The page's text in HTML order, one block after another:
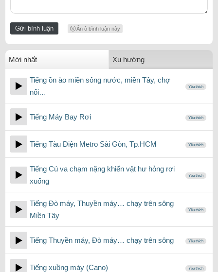
Ẩn ô bình luận này
Mới nhất Xu hướng
Tiếng ồn ào miền sông nước, miền Tây, chợ
nổi…
Yêu thích
Tiếng Máy Bay Rơi Yêu thích
Tiếng Tàu Điện Metro Sài Gòn, Tp.HCM Yêu thích
Tiếng Cú va chạm nặng khiến vật hư hỏng rơi
xuống
Yêu thích
Tiếng Đò máy, Thuyền máy… chạy trên sông
Miền Tây
Yêu thích
Tiếng Thuyền máy, Đò máy… chạy trên sông Yêu thích
Tiếng xuồng máy (Cano) Yêu thích